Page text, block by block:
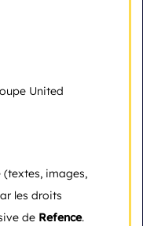
United
(textes, images,
les droits
de Refence.